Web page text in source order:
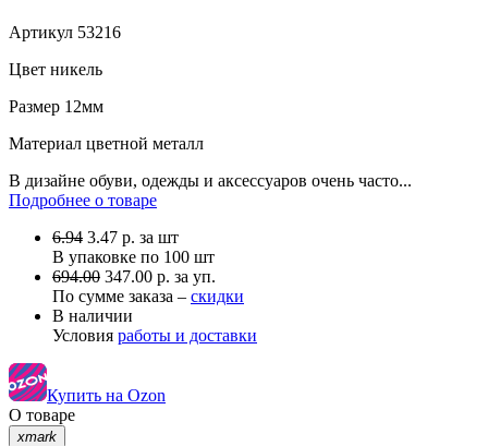
Артикул 53216
Цвет никель
Размер 12мм
Материал цветной металл
В дизайне обуви, одежды и аксессуаров очень часто...
Подробнее о товаре
6.94 3.47 р. за шт
В упаковке по 100 шт
694.00 347.00 р. за уп.
По сумме заказа – скидки
В наличии
Условия работы и доставки
Купить на Ozon
О товаре
xmark